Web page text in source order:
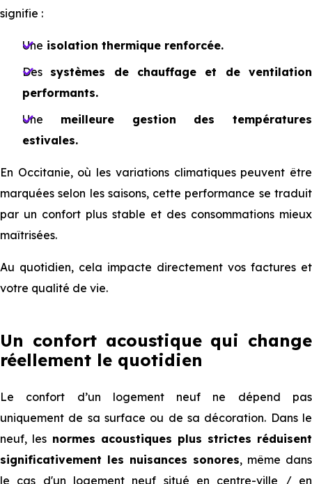
signifie :
Une isolation thermique renforcée.
Des systèmes de chauffage et de ventilation
performants.
Une meilleure gestion des températures
estivales.
En Occitanie, où les variations climatiques peuvent être
marquées selon les saisons, cette performance se traduit
par un confort plus stable et des consommations mieux
maîtrisées.
Au quotidien, cela impacte directement vos factures et
votre qualité de vie.
Un confort acoustique qui change
réellement le quotidien
Le confort d’un logement neuf ne dépend pas
uniquement de sa surface ou de sa décoration. Dans le
neuf, les normes acoustiques plus strictes réduisent
significativement les nuisances sonores, même dans
le cas d'un logement neuf situé en centre-ville / en